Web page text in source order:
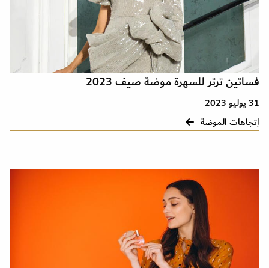
فساتين ترتر للسهرة موضة صيف 2023
31 يوليو 2023
إتجاهات الموضة